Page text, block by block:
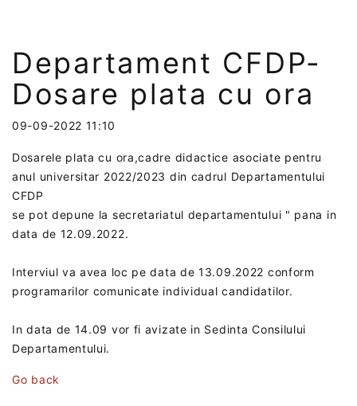
Departament CFDP-
Dosare plata cu ora
09-09-2022 11:10
Dosarele plata cu ora,cadre didactice asociate pentru
anul universitar 2022/2023 din cadrul Departamentului
CFDP
se pot depune la secretariatul departamentului " pana in
data de 12.09.2022.
Interviul va avea loc pe data de 13.09.2022 conform
programarilor comunicate individual candidatilor.
In data de 14.09 vor fi avizate in Sedinta Consilului
Departamentului.
Go back